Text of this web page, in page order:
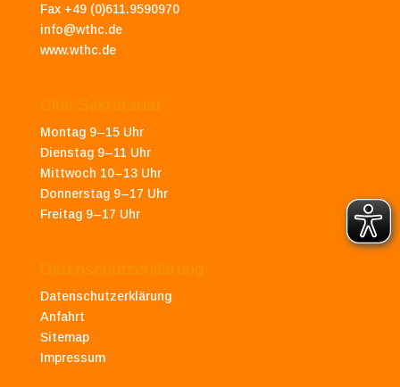
Fax +49 (0)611.9590970
info@wthc.de
www.wthc.de
Montag 9–15 Uhr
Dienstag 9–11 Uhr
Mittwoch 10–13 Uhr
Donnerstag 9–17 Uhr
Freitag 9–17 Uhr
Datenschutzerklärung
Anfahrt
Sitemap
Impressum